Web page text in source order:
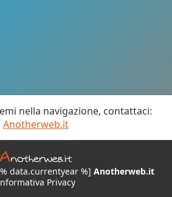
nella navigazione, contattaci:
Anotherweb.it
data.currentyear %] Anotherweb.it
Privacy